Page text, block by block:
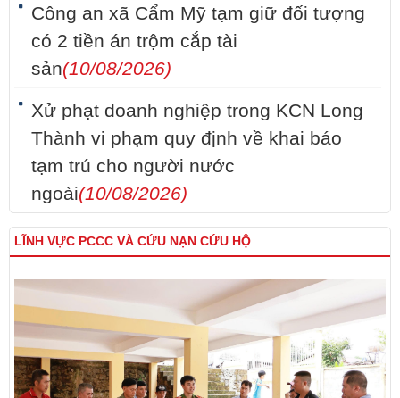
Công an xã Cẩm Mỹ tạm giữ đối tượng
có 2 tiền án trộm cắp tài
sản(10/08/2026)
Xử phạt doanh nghiệp trong KCN Long
Thành vi phạm quy định về khai báo
tạm trú cho người nước
ngoài(10/08/2026)
LĨNH VỰC PCCC VÀ CỨU NẠN CỨU HỘ